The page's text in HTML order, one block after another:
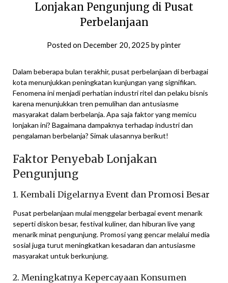
Lonjakan Pengunjung di Pusat
Perbelanjaan
Posted on December 20, 2025 bypinter
Dalam beberapa bulan terakhir, pusat perbelanjaan di berbagai
kota menunjukkan peningkatan kunjungan yang signifikan.
Fenomena ini menjadi perhatian industri ritel dan pelaku bisnis
karena menunjukkan tren pemulihan dan antusiasme
masyarakat dalam berbelanja. Apa saja faktor yang memicu
lonjakan ini? Bagaimana dampaknya terhadap industri dan
pengalaman berbelanja? Simak ulasannya berikut!
Faktor Penyebab Lonjakan
Pengunjung
1. Kembali Digelarnya Event dan Promosi Besar
Pusat perbelanjaan mulai menggelar berbagai event menarik
seperti diskon besar, festival kuliner, dan hiburan live yang
menarik minat pengunjung. Promosi yang gencar melalui media
sosial juga turut meningkatkan kesadaran dan antusiasme
masyarakat untuk berkunjung.
2. Meningkatnya Kepercayaan Konsumen